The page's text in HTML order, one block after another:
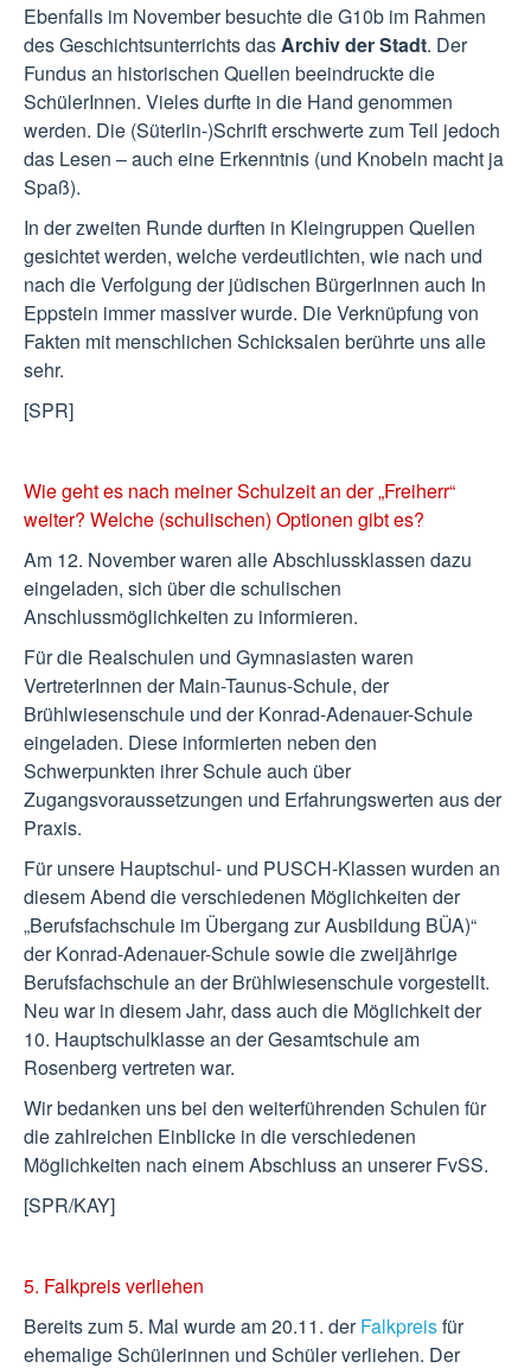
Ebenfalls im November besuchte die G10b im Rahmen
des Geschichtsunterrichts das Archiv der Stadt. Der
Fundus an historischen Quellen beeindruckte die
SchülerInnen. Vieles durfte in die Hand genommen
werden. Die (Süterlin-)Schrift erschwerte zum Teil jedoch
das Lesen – auch eine Erkenntnis (und Knobeln macht ja
Spaß).
In der zweiten Runde durften in Kleingruppen Quellen
gesichtet werden, welche verdeutlichten, wie nach und
nach die Verfolgung der jüdischen BürgerInnen auch In
Eppstein immer massiver wurde. Die Verknüpfung von
Fakten mit menschlichen Schicksalen berührte uns alle
sehr.
[SPR]
Wie geht es nach meiner Schulzeit an der „Freiherr“
weiter? Welche (schulischen) Optionen gibt es?
Am 12. November waren alle Abschlussklassen dazu
eingeladen, sich über die schulischen
Anschlussmöglichkeiten zu informieren.
Für die Realschulen und Gymnasiasten waren
VertreterInnen der Main-Taunus-Schule, der
Brühlwiesenschule und der Konrad-Adenauer-Schule
eingeladen. Diese informierten neben den
Schwerpunkten ihrer Schule auch über
Zugangsvoraussetzungen und Erfahrungswerten aus der
Praxis.
Für unsere Hauptschul- und PUSCH-Klassen wurden an
diesem Abend die verschiedenen Möglichkeiten der
„Berufsfachschule im Übergang zur Ausbildung BÜA)“
der Konrad-Adenauer-Schule sowie die zweijährige
Berufsfachschule an der Brühlwiesenschule vorgestellt.
Neu war in diesem Jahr, dass auch die Möglichkeit der
10. Hauptschulklasse an der Gesamtschule am
Rosenberg vertreten war.
Wir bedanken uns bei den weiterführenden Schulen für
die zahlreichen Einblicke in die verschiedenen
Möglichkeiten nach einem Abschluss an unserer FvSS.
[SPR/KAY]
5. Falkpreis verliehen
Bereits zum 5. Mal wurde am 20.11. derFalkpreisfür
ehemalige Schülerinnen und Schüler verliehen. Der